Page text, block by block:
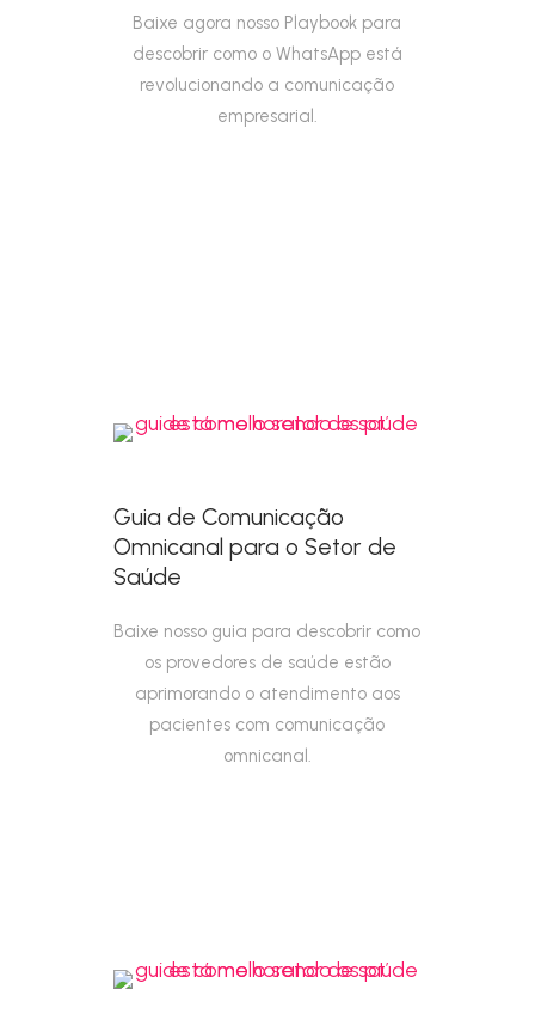
Baixe agora nosso Playbook para
descobrir como o WhatsApp está
revolucionando a comunicação
empresarial.
Guia de Comunicação
Omnicanal para o Setor de
Saúde
Baixe nosso guia para descobrir como
os provedores de saúde estão
aprimorando o atendimento aos
pacientes com comunicação
omnicanal.